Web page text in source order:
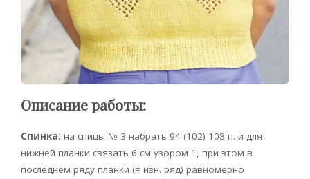
Описание работы:
Спинка: на спицы № 3 набрать 94 (102) 108 п. и для
нижней планки связать 6 см узором 1, при этом в
последнем ряду планки (= изн. ряд) равномерно